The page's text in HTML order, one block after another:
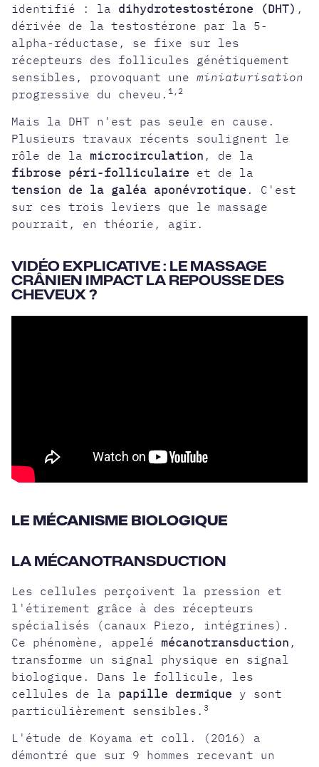
identifié : la dihydrotestostérone (DHT) ,
dérivée de la testostérone par la 5-
alpha-réductase, se fixe sur les
récepteurs des follicules génétiquement
sensibles, provoquant uneminiaturisation
progressive du cheveu. 1,2
Mais la DHT n'est pas seule en cause.
Plusieurs travaux récents soulignent le
rôle de la microcirculation , de la
fibrose péri-folliculaire et de la
tension de la galéa aponévrotique . C'est
sur ces trois leviers que le massage
pourrait, en théorie, agir.
VIDÉO EXPLICATIVE : LE MASSAGE
CRÂNIEN IMPACT LA REPOUSSE DES
CHEVEUX ?
LE MÉCANISME BIOLOGIQUE
LA MÉCANOTRANSDUCTION
Les cellules perçoivent la pression et
l'étirement grâce à des récepteurs
spécialisés (canaux Piezo, intégrines).
Ce phénomène, appelé mécanotransduction ,
transforme un signal physique en signal
biologique. Dans le follicule, les
cellules de la papille dermique y sont
particulièrement sensibles. 3
L'étude de Koyama et coll. (2016) a
démontré que sur 9 hommes recevant un